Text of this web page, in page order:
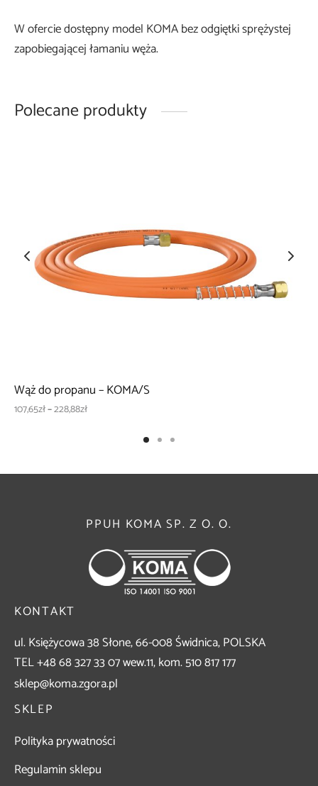
W ofercie dostępny model KOMA bez odgiętki sprężystej
zapobiegającej łamaniu węża.
Polecane produkty
Wąż do propanu – KOMA/S
107,65zł–228,88złZakres
PPUH KOMA SP. Z O. O.
KONTAKT
ul. Księżycowa 38 Słone, 66-008 Świdnica, POLSKA
TEL +48 68 327 33 07 wew.11, kom. 510 817 177
sklep@koma.zgora.pl
SKLEP
Polityka prywatności
Regulamin sklepu